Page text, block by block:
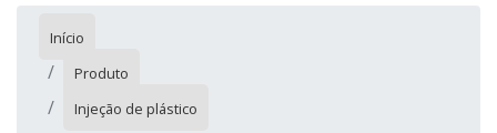
Início
Produto
Injeção de plástico